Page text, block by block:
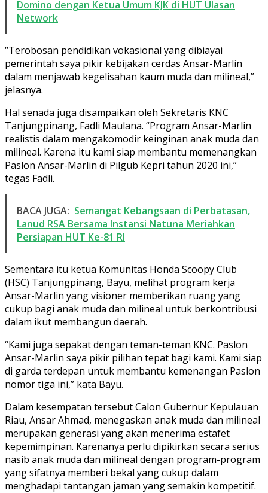
Domino dengan Ketua Umum KJK di HUT Ulasan
Network
“Terobosan pendidikan vokasional yang dibiayai
pemerintah saya pikir kebijakan cerdas Ansar-Marlin
dalam menjawab kegelisahan kaum muda dan milineal,”
jelasnya.
Hal senada juga disampaikan oleh Sekretaris KNC
Tanjungpinang, Fadli Maulana. “Program Ansar-Marlin
realistis dalam mengakomodir keinginan anak muda dan
milineal. Karena itu kami siap membantu memenangkan
Paslon Ansar-Marlin di Pilgub Kepri tahun 2020 ini,”
tegas Fadli.
BACA JUGA: Semangat Kebangsaan di Perbatasan,
Lanud RSA Bersama Instansi Natuna Meriahkan
Persiapan HUT Ke-81 RI
Sementara itu ketua Komunitas Honda Scoopy Club
(HSC) Tanjungpinang, Bayu, melihat program kerja
Ansar-Marlin yang visioner memberikan ruang yang
cukup bagi anak muda dan milineal untuk berkontribusi
dalam ikut membangun daerah.
“Kami juga sepakat dengan teman-teman KNC. Paslon
Ansar-Marlin saya pikir pilihan tepat bagi kami. Kami siap
di garda terdepan untuk membantu kemenangan Paslon
nomor tiga ini,” kata Bayu.
Dalam kesempatan tersebut Calon Gubernur Kepulauan
Riau, Ansar Ahmad, menegaskan anak muda dan milineal
merupakan generasi yang akan menerima estafet
kepemimpinan. Karenanya perlu dipikirkan secara serius
nasib anak muda dan milineal dengan program-program
yang sifatnya memberi bekal yang cukup dalam
menghadapi tantangan jaman yang semakin kompetitif.